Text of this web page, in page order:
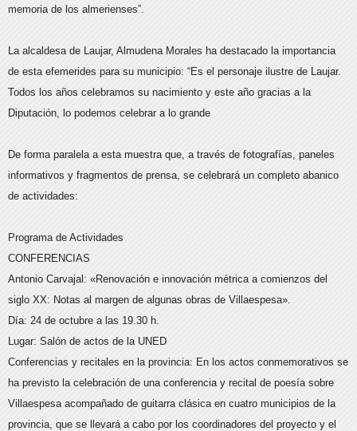
memoria de los almerienses”.
La alcaldesa de Laujar, Almudena Morales ha destacado la importancia
de esta efemerides para su municipio: “Es el personaje ilustre de Laujar.
Todos los años celebramos su nacimiento y este año gracias a la
Diputación, lo podemos celebrar a lo grande
De forma paralela a esta muestra que, a través de fotografías, paneles
informativos y fragmentos de prensa, se celebrará un completo abanico
de actividades:
Programa de Actividades
CONFERENCIAS
Antonio Carvajal: «Renovación e innovación métrica a comienzos del
siglo XX: Notas al margen de algunas obras de Villaespesa».
Día: 24 de octubre a las 19.30 h.
Lugar: Salón de actos de la UNED
Conferencias y recitales en la provincia: En los actos conmemorativos se
ha previsto la celebración de una conferencia y recital de poesía sobre
Villaespesa acompañado de guitarra clásica en cuatro municipios de la
provincia, que se llevará a cabo por los coordinadores del proyecto y el